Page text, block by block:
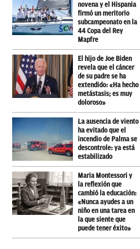
novena y el Hispania
firmó un meritorio
subcampeonato en la
44 Copa del Rey
Mapfre
El hijo de Joe Biden
revela que el cáncer
de su padre se ha
extendido: «Ha hecho
metástasis; es muy
doloroso»
La ausencia de viento
ha evitado que el
incendio de Palma se
descontrole: ya está
estabilizado
Maria Montessori y
la reflexión que
cambió la educación:
«Nunca ayudes a un
niño en una tarea en
la que siente que
puede tener éxito»